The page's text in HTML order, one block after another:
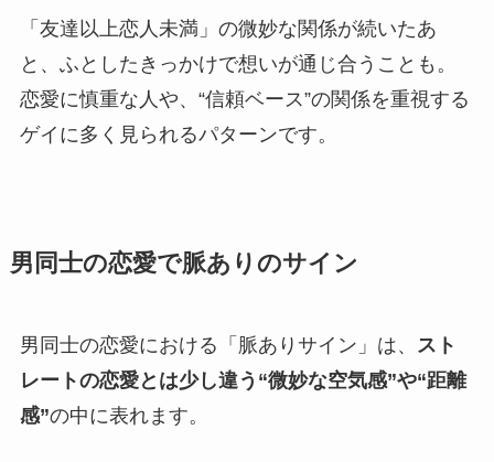
「友達以上恋人未満」の微妙な関係が続いたあ
と、ふとしたきっかけで想いが通じ合うことも。
恋愛に慎重な人や、“信頼ベース”の関係を重視する
ゲイに多く見られるパターンです。
男同士の恋愛で脈ありのサイン
男同士の恋愛における「脈ありサイン」は、 スト
レートの恋愛とは少し違う“微妙な空気感”や“距離
感”の中に表れます。